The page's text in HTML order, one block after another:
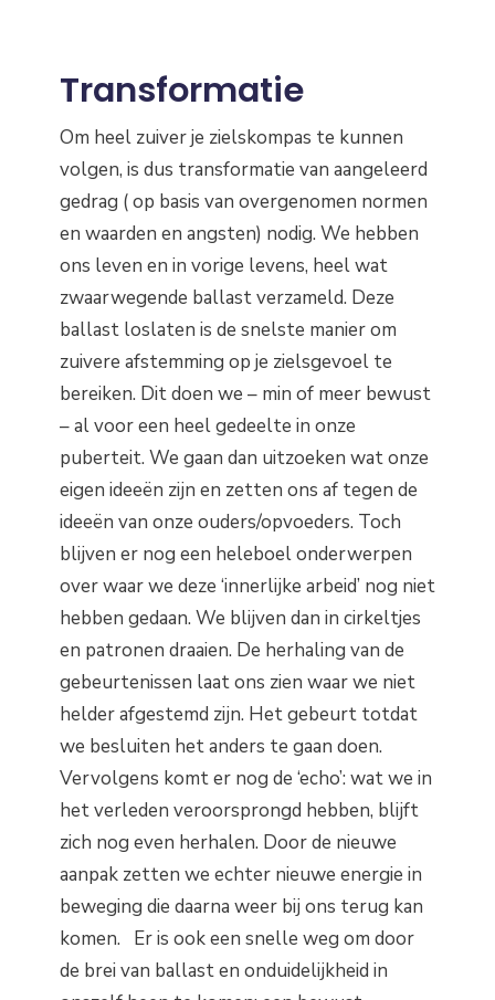
Transformatie
Om heel zuiver je zielskompas te kunnen
volgen, is dus transformatie van aangeleerd
gedrag ( op basis van overgenomen normen
en waarden en angsten) nodig. We hebben
ons leven en in vorige levens, heel wat
zwaarwegende ballast verzameld. Deze
ballast loslaten is de snelste manier om
zuivere afstemming op je zielsgevoel te
bereiken. Dit doen we – min of meer bewust
– al voor een heel gedeelte in onze
puberteit. We gaan dan uitzoeken wat onze
eigen ideeën zijn en zetten ons af tegen de
ideeën van onze ouders/opvoeders. Toch
blijven er nog een heleboel onderwerpen
over waar we deze ‘innerlijke arbeid’ nog niet
hebben gedaan. We blijven dan in cirkeltjes
en patronen draaien. De herhaling van de
gebeurtenissen laat ons zien waar we niet
helder afgestemd zijn. Het gebeurt totdat
we besluiten het anders te gaan doen.
Vervolgens komt er nog de ‘echo’: wat we in
het verleden veroorsprongd hebben, blijft
zich nog even herhalen. Door de nieuwe
aanpak zetten we echter nieuwe energie in
beweging die daarna weer bij ons terug kan
komen. Er is ook een snelle weg om door
de brei van ballast en onduidelijkheid in